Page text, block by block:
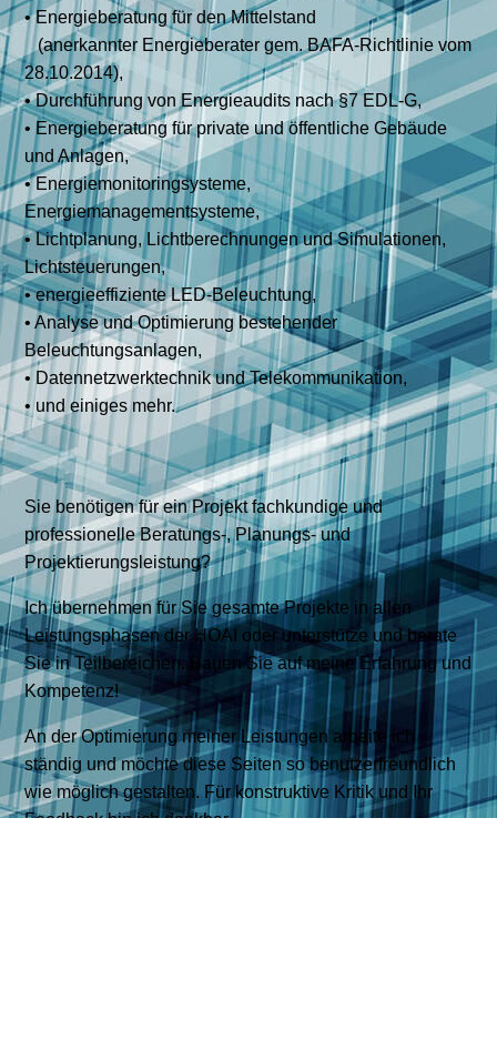
• Energieberatung für den Mittelstand
(anerkannter Energieberater gem. BAFA-Richtlinie vom
28.10.2014),
• Durchführung von Energieaudits nach §7 EDL-G,
• Energieberatung für private und öffentliche Gebäude
und Anlagen,
• Energiemonitoringsysteme,
Energiemanagementsysteme,
• Lichtplanung, Lichtberechnungen und Simulationen,
Lichtsteuerungen,
• energieeffiziente LED-Beleuchtung,
• Analyse und Optimierung bestehender
Beleuchtungsanlagen,
• Datennetzwerktechnik und Telekommunikation,
• und einiges mehr.
Sie benötigen für ein Projekt fachkundige und
professionelle Beratungs-, Planungs- und
Projektierungsleistung?
Ich übernehmen für Sie gesamte Projekte in allen
Leistungsphasen der HOAI oder unterstütze und berate
Sie in Teilbereichen. Bauen Sie auf meine Erfahrung und
Kompetenz!
An der Optimierung meiner Leistungen arbeite ich
ständig und möchte diese Seiten so benutzerfreundlich
wie möglich gestalten. Für konstruktive Kritik und Ihr
Feedback bin ich dankbar.